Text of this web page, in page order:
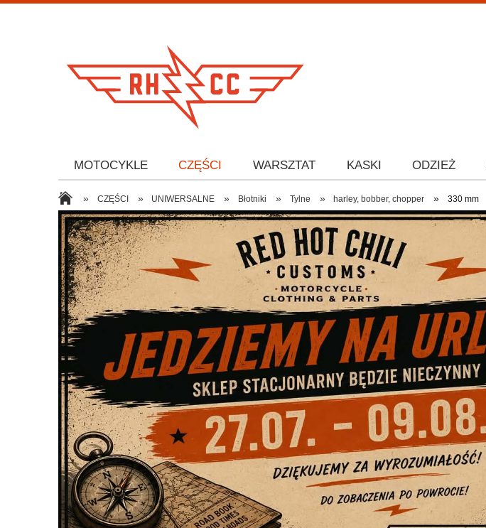
MOTOCYKLE CZĘŚCI WARSZTAT KASKI ODZIEŻ
» CZĘŚCI » UNIWERSALNE » Błotniki » Tylne » harley, bobber, chopper » 330 mm